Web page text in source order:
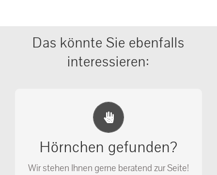
Das könnte Sie ebenfalls
interessieren:
Hörnchen gefunden?
Wir stehen Ihnen gerne beratend zur Seite!
Erste Hilfe Maßnahmen
Ihr Anruf kann Leben retten!